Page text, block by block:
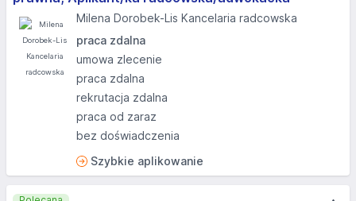
Milena Dorobek-Lis Kancelaria radcowska
praca zdalna
umowa zlecenie
praca zdalna
rekrutacja zdalna
praca od zaraz
bez doświadczenia
Szybkie aplikowanie